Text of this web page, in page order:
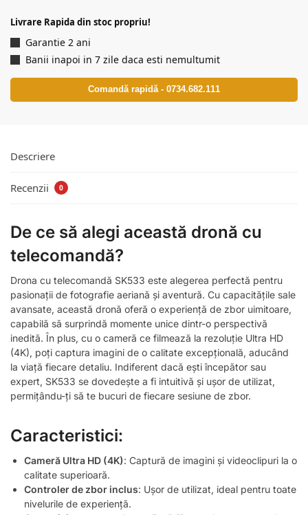
Livrare Rapida din stoc propriu!
Garantie 2 ani
Banii inapoi in 7 zile daca esti nemultumit
Comandă rapidă - 0734.682.111
Descriere
Recenzii 0
De ce să alegi această dronă cu
telecomandă?
Drona cu telecomandă SK533 este alegerea perfectă pentru
pasionații de fotografie aeriană și aventură. Cu capacitățile sale
avansate, această dronă oferă o experiență de zbor uimitoare,
capabilă să surprindă momente unice dintr-o perspectivă
inedită. În plus, cu o cameră ce filmează la rezoluție Ultra HD
(4K), poți captura imagini de o calitate excepțională, aducând
la viață fiecare detaliu. Indiferent dacă ești începător sau
expert, SK533 se dovedește a fi intuitivă și ușor de utilizat,
permițându-ți să te bucuri de fiecare sesiune de zbor.
Caracteristici:
Cameră Ultra HD (4K): Captură de imagini și videoclipuri la o
calitate superioară.
Controler de zbor inclus: Ușor de utilizat, ideal pentru toate
nivelurile de experiență.